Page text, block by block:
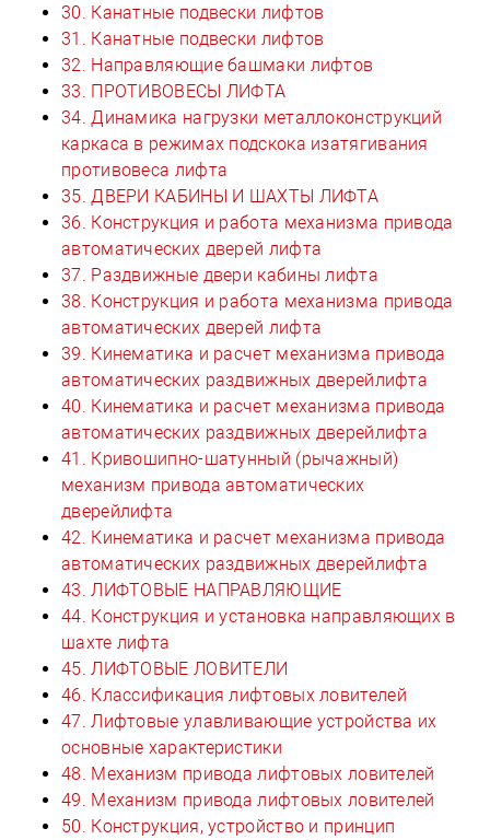
30. Канатные подвески лифтов
31. Канатные подвески лифтов
32. Направляющие башмаки лифтов
33. ПРОТИВОВЕСЫ ЛИФТА
34. Динамика нагрузки металлоконструкций
каркаса в режимах подскока изатягивания
противовеса лифта
35. ДВЕРИ КАБИНЫ И ШАХТЫ ЛИФТА
36. Конструкция и работа механизма привода
автоматических дверей лифта
37. Раздвижные двери кабины лифта
38. Конструкция и работа механизма привода
автоматических дверей лифта
39. Кинематика и расчет механизма привода
автоматических раздвижных дверейлифта
40. Кинематика и расчет механизма привода
автоматических раздвижных дверейлифта
41. Кривошипно-шатунный (рычажный)
механизм привода автоматических
дверейлифта
42. Кинематика и расчет механизма привода
автоматических раздвижных дверейлифта
43. ЛИФТОВЫЕ НАПРАВЛЯЮЩИЕ
44. Конструкция и установка направляющих в
шахте лифта
45. ЛИФТОВЫЕ ЛОВИТЕЛИ
46. Классификация лифтовых ловителей
47. Лифтовые улавливающие устройства их
основные характеристики
48. Механизм привода лифтовых ловителей
49. Механизм привода лифтовых ловителей
50. Конструкция, устройство и принцип